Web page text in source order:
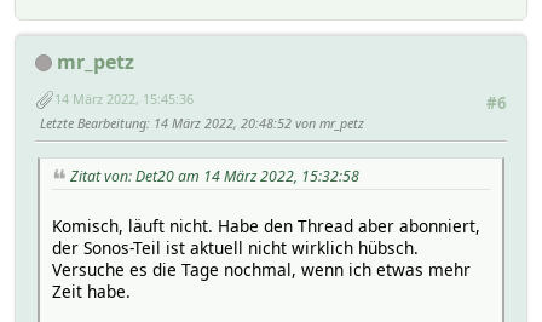
mr_petz
#6
14 März 2022, 15:45:36
Letzte Bearbeitung: 14 März 2022, 20:48:52 von mr_petz
Zitat von: Det20 am 14 März 2022, 15:32:58
Komisch, läuft nicht. Habe den Thread aber abonniert,
der Sonos-Teil ist aktuell nicht wirklich hübsch.
Versuche es die Tage nochmal, wenn ich etwas mehr
Zeit habe.